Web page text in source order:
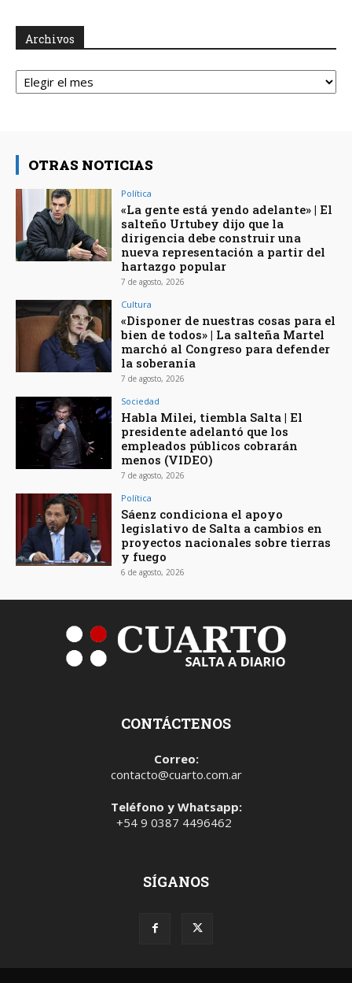
Archivos
Archivos
OTRAS NOTICIAS
Política
«La gente está yendo adelante» | El
salteño Urtubey dijo que la
dirigencia debe construir una
nueva representación a partir del
hartazgo popular
7 de agosto, 2026
Cultura
«Disponer de nuestras cosas para el
bien de todos» | La salteña Martel
marchó al Congreso para defender
la soberanía
7 de agosto, 2026
Sociedad
Habla Milei, tiembla Salta | El
presidente adelantó que los
empleados públicos cobrarán
menos (VIDEO)
7 de agosto, 2026
Política
Sáenz condiciona el apoyo
legislativo de Salta a cambios en
proyectos nacionales sobre tierras
y fuego
6 de agosto, 2026
CONTÁCTENOS
Correo:
contacto@cuarto.com.ar
Teléfono y Whatsapp:
+54 9 0387 4496462
SÍGANOS